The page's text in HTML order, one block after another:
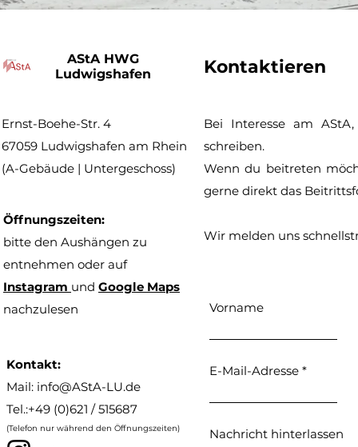
AStA HWG
Ludwigshafen
Ernst-Boehe-Str. 4
67059 Ludwigshafen am Rhein
(A-Gebäude | Untergeschoss)
Öffnungszeiten:
bitte den Aushängen zu
entnehmen oder auf
Instagram und Google Maps
nachzulesen
Kontakt:
Mail: info@AStA-LU.de
Tel.:+49 (0)621 / 515687
(Telefon nur während den Öffnungszeiten)
Kontaktieren
Bei Interesse am
schreiben.
Wenn du beitreten
gerne direkt das
Wir melden uns
Vorname
E-Mail-Adresse
Nachricht hinterlassen